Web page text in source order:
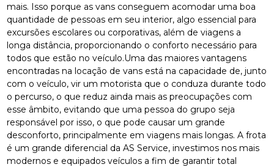
mais. Isso porque as vans conseguem acomodar uma boa
quantidade de pessoas em seu interior, algo essencial para
excursões escolares ou corporativas, além de viagens a
longa distância, proporcionando o conforto necessário para
todos que estão no veículo.Uma das maiores vantagens
encontradas na locação de vans está na capacidade de, junto
com o veículo, vir um motorista que o conduza durante todo
o percurso, o que reduz ainda mais as preocupações com
esse âmbito, evitando que uma pessoa do grupo seja
responsável por isso, o que pode causar um grande
desconforto, principalmente em viagens mais longas. A frota
é um grande diferencial da AS Service, investimos nos mais
modernos e equipados veículos a fim de garantir total